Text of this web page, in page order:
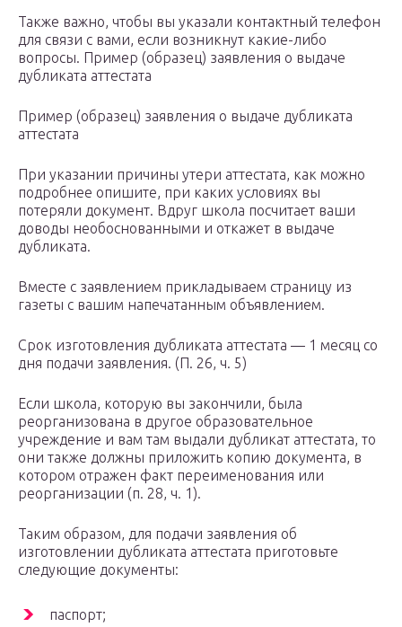
Также важно, чтобы вы указали контактный телефон
для связи с вами, если возникнут какие-либо
вопросы. Пример (образец) заявления о выдаче
дубликата аттестата
Пример (образец) заявления о выдаче дубликата
аттестата
При указании причины утери аттестата, как можно
подробнее опишите, при каких условиях вы
потеряли документ. Вдруг школа посчитает ваши
доводы необоснованными и откажет в выдаче
дубликата.
Вместе с заявлением прикладываем страницу из
газеты с вашим напечатанным объявлением.
Срок изготовления дубликата аттестата — 1 месяц со
дня подачи заявления. (П. 26, ч. 5)
Если школа, которую вы закончили, была
реорганизована в другое образовательное
учреждение и вам там выдали дубликат аттестата, то
они также должны приложить копию документа, в
котором отражен факт переименования или
реорганизации (п. 28, ч. 1).
Таким образом, для подачи заявления об
изготовлении дубликата аттестата приготовьте
следующие документы:
паспорт;